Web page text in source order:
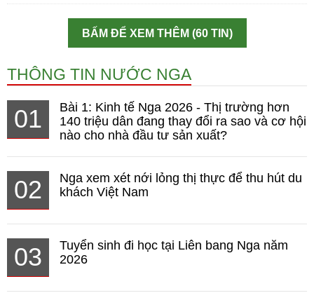
BẤM ĐỂ XEM THÊM (60 TIN)
THÔNG TIN NƯỚC NGA
01
Bài 1: Kinh tế Nga 2026 - Thị trường hơn
140 triệu dân đang thay đổi ra sao và cơ hội
nào cho nhà đầu tư sản xuất?
02
Nga xem xét nới lỏng thị thực để thu hút du
khách Việt Nam
03
Tuyển sinh đi học tại Liên bang Nga năm
2026